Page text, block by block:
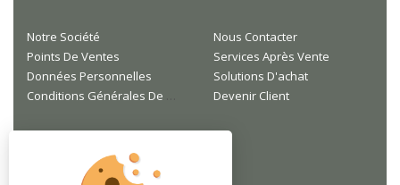
Notre Société
Points De Ventes
Données Personnelles
Nous Contacter
Services Après Vente
Solutions D'achat
Devenir Client